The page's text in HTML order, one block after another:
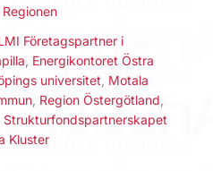
Regionen
Företagspartner i
Energikontoret Östra
universitet Motala
Region Östergötland
Strukturfondspartnerskapet
Kluster